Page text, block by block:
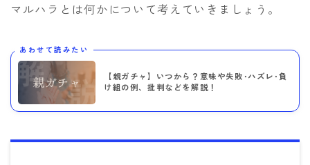
マルハラとは何かについて考えていきましょう。
あわせて読みたい
【親ガチャ】いつから？意味や失敗･ハズレ･負
け組の例、批判などを解説！